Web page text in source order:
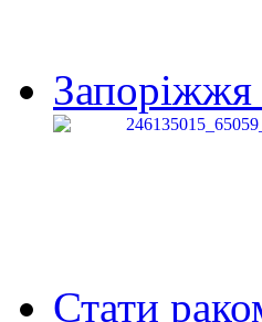
Запоріжжя
Стати